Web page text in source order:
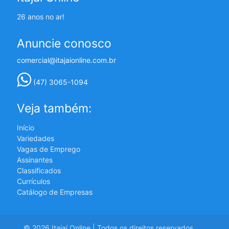
26 anos no ar!
Anuncie conosco
comercial@itajaionline.com.br
(47) 3065-1094
Veja também:
Início
Variedades
Vagas de Emprego
Assinantes
Classificados
Currículos
Catálogo de Empresas